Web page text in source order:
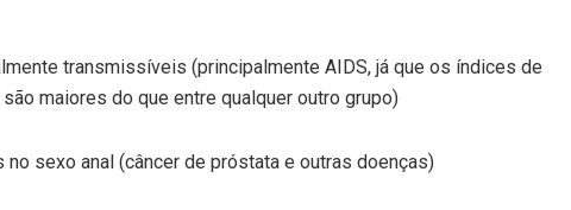
transmissíveis (principalmente AIDS, já que os índices de
maiores do que entre qualquer outro grupo)
sexo anal (câncer de próstata e outras doenças)